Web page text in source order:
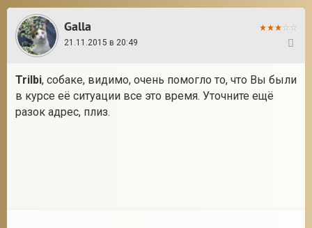
Galla
21.11.2015 в 20:49
Trilbi, собаке, видимо, очень помогло то, что Вы были
в курсе её ситуации все это время. Уточните ещё
разок адрес, плиз.